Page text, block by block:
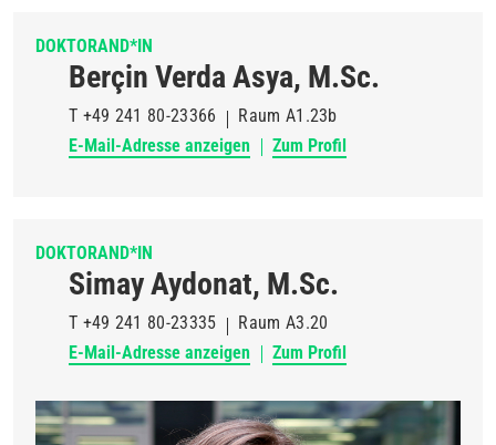
DOKTORAND*IN
Berçin Verda Asya, M.Sc.
T +49 241 80-23366 Raum A1.23b
E-Mail-Adresse anzeigen
Zum Profil
DOKTORAND*IN
Simay Aydonat, M.Sc.
T +49 241 80-23335 Raum A3.20
E-Mail-Adresse anzeigen
Zum Profil